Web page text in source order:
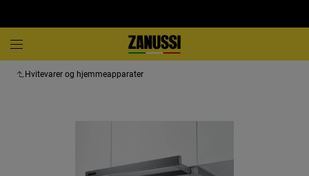
Hvitevarer og hjemmeapparater